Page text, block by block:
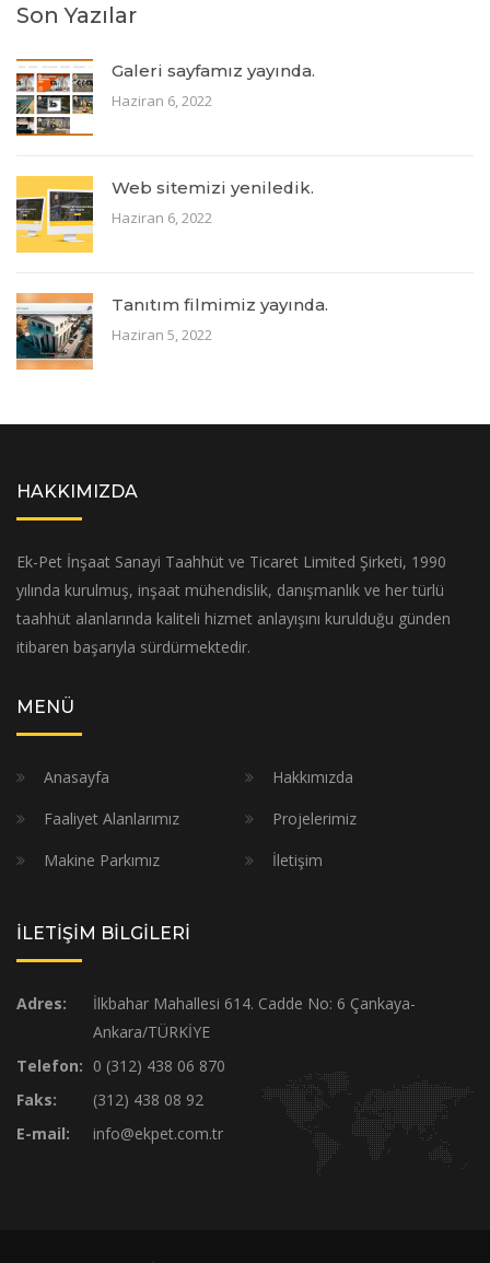
Son Yazılar
Galeri sayfamız yayında.
Haziran 6, 2022
Web sitemizi yeniledik.
Haziran 6, 2022
Tanıtım filmimiz yayında.
Haziran 5, 2022
HAKKIMIZDA
Ek-Pet İnşaat Sanayi Taahhüt ve Ticaret Limited Şirketi, 1990
yılında kurulmuş, inşaat mühendislik, danışmanlık ve her türlü
taahhüt alanlarında kaliteli hizmet anlayışını kurulduğu günden
itibaren başarıyla sürdürmektedir.
MENÜ
Anasayfa
Hakkımızda
Faaliyet Alanlarımız
Projelerimiz
Makine Parkımız
İletişim
İLETİŞİM BİLGİLERİ
Adres:
İlkbahar Mahallesi 614. Cadde No: 6 Çankaya-
Ankara/TÜRKİYE
Telefon: 0 (312) 438 06 870
Faks:
(312) 438 08 92
E-mail:
info@ekpet.com.tr